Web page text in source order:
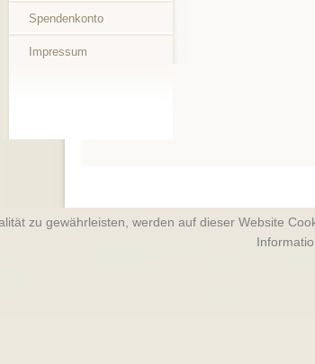
Spendenkonto
Impressum
zu gewährleisten, werden auf dieser Website